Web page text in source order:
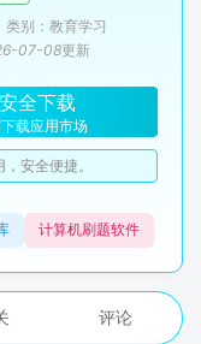
类别：教育学习
07-08更新
安全下载
载应用市场
安全便捷。
计算机刷题软件
评论